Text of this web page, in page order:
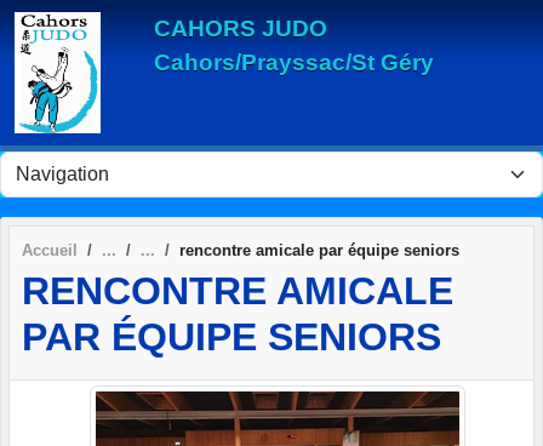
CAHORS JUDO
Cahors/Prayssac/St Géry
Accueil rencontre amicale par équipe seniors
RENCONTRE AMICALE
PAR ÉQUIPE SENIORS
Panneau de gestion des cookies